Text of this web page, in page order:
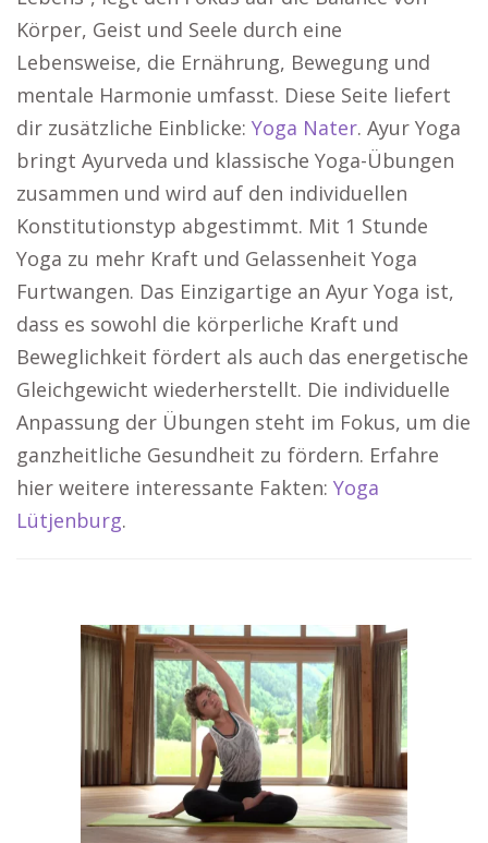
Körper, Geist und Seele durch eine
Lebensweise, die Ernährung, Bewegung und
mentale Harmonie umfasst. Diese Seite liefert
dir zusätzliche Einblicke: Yoga Nater. Ayur Yoga
bringt Ayurveda und klassische Yoga-Übungen
zusammen und wird auf den individuellen
Konstitutionstyp abgestimmt. Mit 1 Stunde
Yoga zu mehr Kraft und Gelassenheit Yoga
Furtwangen. Das Einzigartige an Ayur Yoga ist,
dass es sowohl die körperliche Kraft und
Beweglichkeit fördert als auch das energetische
Gleichgewicht wiederherstellt. Die individuelle
Anpassung der Übungen steht im Fokus, um die
ganzheitliche Gesundheit zu fördern. Erfahre
hier weitere interessante Fakten: Yoga
Lütjenburg.